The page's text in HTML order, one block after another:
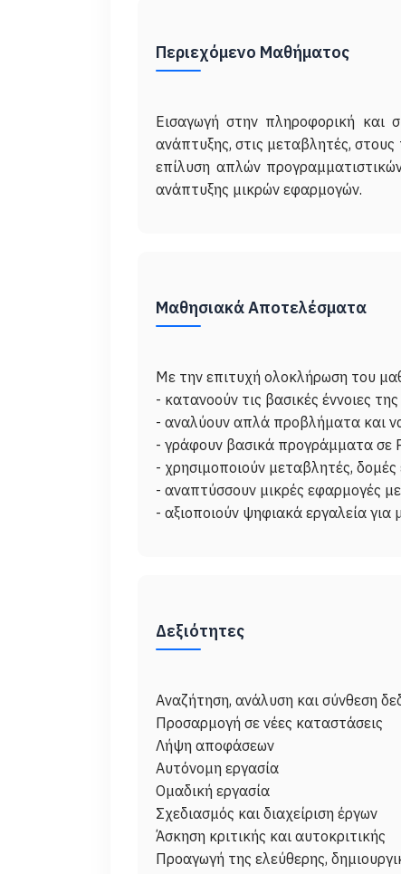
Περιεχόμενο Μαθήματος
Εισαγωγή στην πληροφορική και
ανάπτυξης, στις μεταβλητές, στους
επίλυση απλών
Μαθησιακά Αποτελέσματα
Με την επιτυχή ολοκλήρωση του
- κατανοούν τις βασικές έννοιες
- αναλύουν απλά προβλήματα και
- γράφουν βασικά προγράμματα σε
- χρησιμοποιούν μεταβλητές,
- αναπτύσσουν μικρές εφαρμογές
Δεξιότητες
Αναζήτηση, ανάλυση και σύνθεση
Προσαρμογή σε νέες καταστάσεις
Λήψη αποφάσεων
Αυτόνομη εργασία
Ομαδική εργασία
Σχεδιασμός και διαχείριση έργων
Άσκηση κριτικής και αυτοκριτικής